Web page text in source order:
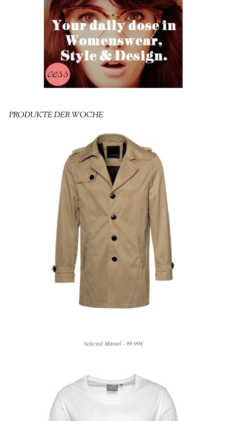
PRODUKTE DER WOCHE
Selected Mantel - 99.99€